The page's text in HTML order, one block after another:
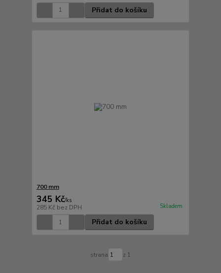
Přidat do košíku
700 mm
345 Kč/ks
285 Kč bez DPH Skladem
Přidat do košíku
strana z 1